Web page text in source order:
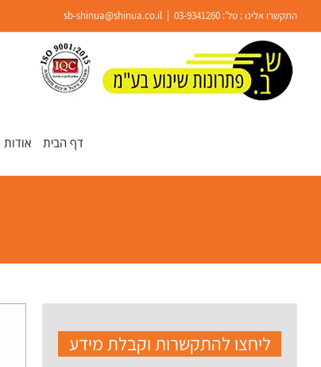
פתח סרגל נגישות
content
התקשרו אלינו : טל': 03-9341260
sb-shinua@shinua.co.il
דף הבית אודות
ליחצו להתקשרות וקבלת מידע